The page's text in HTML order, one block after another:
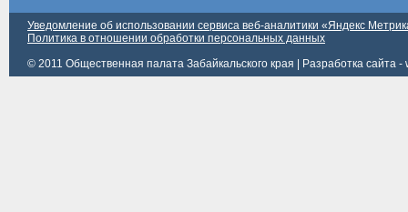
Уведомление об использовании сервиса веб-аналитики «Яндекс
Политика в отношении обработки персональных данных
© 2011 Общественная палата Забайкальского края |
Разработка сайта -